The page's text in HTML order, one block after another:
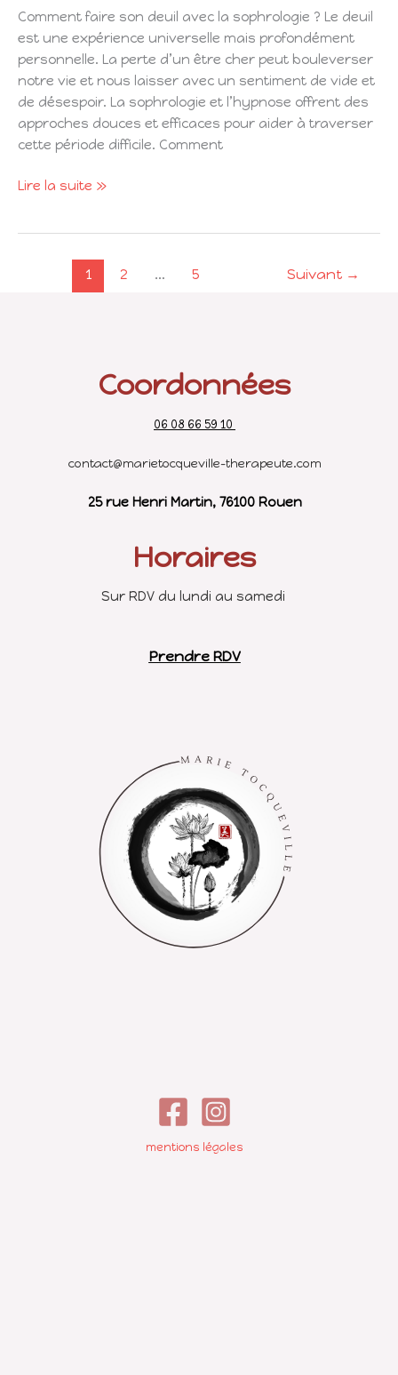
Comment faire son deuil avec la sophrologie ? Le deuil
est une expérience universelle mais profondément
personnelle. La perte d’un être cher peut bouleverser
notre vie et nous laisser avec un sentiment de vide et
de désespoir. La sophrologie et l’hypnose offrent des
approches douces et efficaces pour aider à traverser
cette période difficile. Comment
la
sophrologie
et
à
l’hypnose
?
Lire la suite »
1 2 … 5 Suivant →
Coordonnées
06 08 66 59 10
contact@marietocqueville-therapeute.com
25 rue Henri Martin, 76100 Rouen
Horaires
Sur RDV du lundi au samedi
Prendre RDV
mentions légales